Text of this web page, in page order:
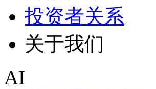
投资者关系
关于我们
AI